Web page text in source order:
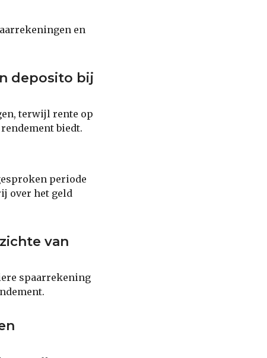
en
deposito bij
terwijl rente op
biedt.
periode
over het geld
van
spaarrekening